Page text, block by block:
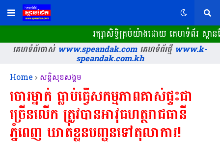
រក្សាសិទ្ធិគ្រប់យ៉ាងដោយ គេហទំព័រ ស្ព
គេហទំព័រចាស់www.speandak.comគេហទំព័រថ្មីwww.k-
speandak.com.kh
Home សន្តិសុខសង្គម
ចោរម្នាក់ ធ្លាប់ធ្វើសកម្មភាពគាស់ផ្ទះជា
ច្រើនលើក ត្រូវបានអាវុធហត្ថរាជធានី
ភ្នំពេញ ឃាត់ខ្លួនបញ្ជូនទៅតុលាការ!